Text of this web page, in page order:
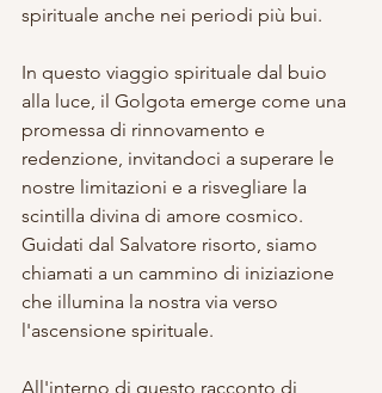
spirituale anche nei periodi più bui.
In questo viaggio spirituale dal buio
alla luce, il Golgota emerge come una
promessa di rinnovamento e
redenzione, invitandoci a superare le
nostre limitazioni e a risvegliare la
scintilla divina di amore cosmico.
Guidati dal Salvatore risorto, siamo
chiamati a un cammino di iniziazione
che illumina la nostra via verso
l'ascensione spirituale.
All'interno di questo racconto di